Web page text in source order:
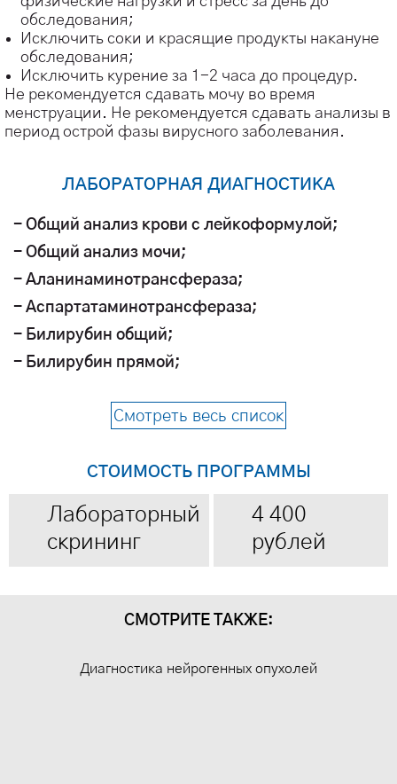
обследования;
Исключить соки и красящие продукты накануне
обследования;
Исключить курение за 1-2 часа до процедур.
Не рекомендуется сдавать мочу во время
менструации. Не рекомендуется сдавать анализы в
период острой фазы вирусного заболевания.
ЛАБОРАТОРНАЯ ДИАГНОСТИКА
- Общий анализ крови с лейкоформулой;
- Общий анализ мочи;
- Аланинаминотрансфераза;
- Аспартатаминотрансфераза;
- Билирубин общий;
- Билирубин прямой;
- Щелочная фосфотаза;
- Общий холестерин;
- Железо сыворотки;
- Общий белок;
- Фибриноген;
- Кал на дисбактериоз кишечника;
Смотреть весь список
СТОИМОСТЬ ПРОГРАММЫ
Лабораторный
скрининг
4 400
рублей
СМОТРИТЕ ТАКЖЕ:
Диагностика нейрогенных опухолей